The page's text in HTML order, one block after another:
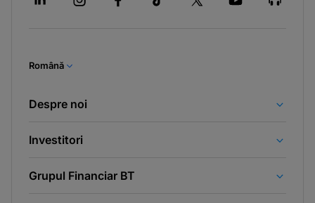
Română
Despre noi
Investitori
Grupul Financiar BT